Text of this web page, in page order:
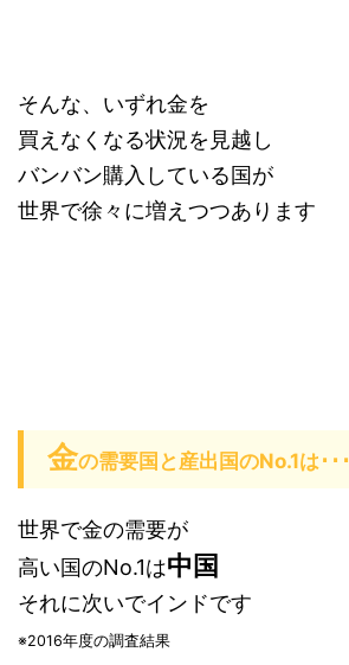
そんな、いずれ金を
買えなくなる状況を見越し
バンバン購入している国が
世界で徐々に増えつつあります
金の需要国と産出国のNo.1は･･･
世界で金の需要が
高い国のNo.1は中国
それに次いでインドです
※2016年度の調査結果